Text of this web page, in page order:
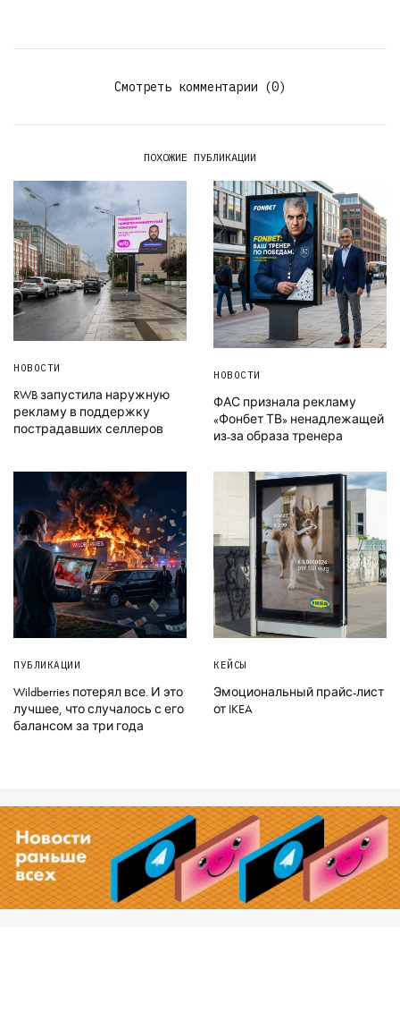
Смотреть комментарии (0)
ПОХОЖИЕ ПУБЛИКАЦИИ
НОВОСТИ
RWB запустила наружную
рекламу в поддержку
пострадавших селлеров
НОВОСТИ
ФАС признала рекламу
«Фонбет ТВ» ненадлежащей
из-за образа тренера
ПУБЛИКАЦИИ
Wildberries потерял все. И это
лучшее, что случалось с его
балансом за три года
КЕЙСЫ
Эмоциональный прайс-лист
от IKEA